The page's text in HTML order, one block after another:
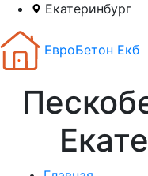
Екатеринбург
ЕвроБетон Екб